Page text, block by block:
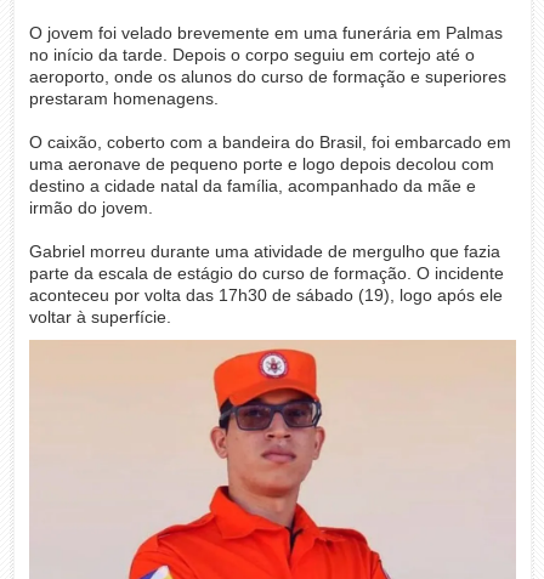
O jovem foi velado brevemente em uma funerária em Palmas
no início da tarde. Depois o corpo seguiu em cortejo até o
aeroporto, onde os alunos do curso de formação e superiores
prestaram homenagens.
O caixão, coberto com a bandeira do Brasil, foi embarcado em
uma aeronave de pequeno porte e logo depois decolou com
destino a cidade natal da família, acompanhado da mãe e
irmão do jovem.
Gabriel morreu durante uma atividade de mergulho que fazia
parte da escala de estágio do curso de formação. O incidente
aconteceu por volta das 17h30 de sábado (19), logo após ele
voltar à superfície.